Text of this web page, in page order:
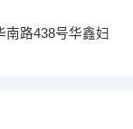
南路438号华鑫妇